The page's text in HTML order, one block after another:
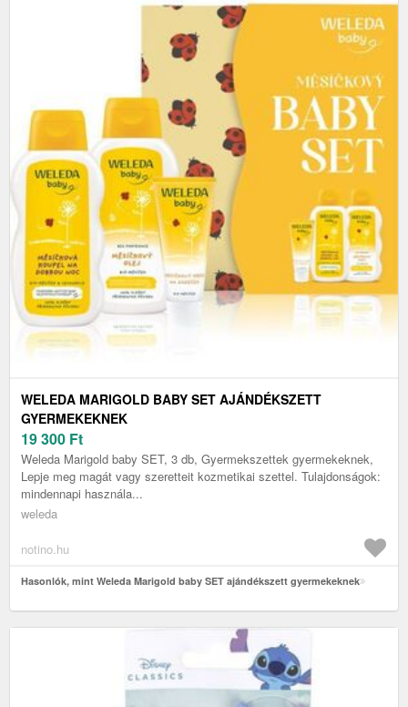
WELEDA MARIGOLD BABY SET AJÁNDÉKSZETT
GYERMEKEKNEK
19 300 Ft
Weleda Marigold baby SET, 3 db, Gyermekszettek gyermekeknek,
Lepje meg magát vagy szeretteit kozmetikai szettel. Tulajdonságok:
mindennapi használa...
weleda
notino.hu
Hasonlók, mint Weleda Marigold baby SET ajándékszett gyermekeknek